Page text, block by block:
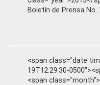
Boletín de Prensa No.
<span class="date
19T12:29:30-
<span